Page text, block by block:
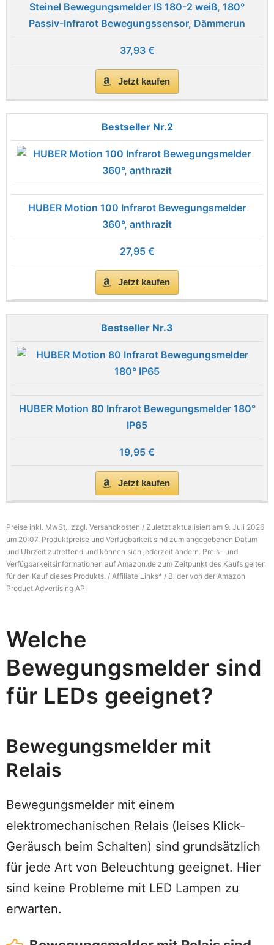
Steinel Bewegungsmelder IS 180-2 weiß, 180°
Passiv-Infrarot Bewegungssensor, Dämmerun
37,93 €
Jetzt kaufen
2
HUBER Motion 100 Infrarot Bewegungsmelder
360°, anthrazit
27,95 €
Jetzt kaufen
3
HUBER Motion 80 Infrarot Bewegungsmelder 180°
IP65
19,95 €
Jetzt kaufen
Preise inkl. MwSt., zzgl. Versandkosten / Zuletzt aktualisiert am 9. Juli 2026
um 20:07. Produktpreise und Verfügbarkeit sind zum angegebenen Datum
und Uhrzeit zutreffend und können sich jederzeit ändern. Preis- und
Verfügbarkeitsinformationen auf Amazon.de zum Zeitpunkt des Kaufs gelten
für den Kauf dieses Produkts. / Affiliate Links* / Bilder von der Amazon
Product Advertising API
Welche
Bewegungsmelder sind
für LEDs geeignet?
Bewegungsmelder mit
Relais
Bewegungsmelder mit einem
elektromechanischen Relais (leises Klick-
Geräusch beim Schalten) sind grundsätzlich
für jede Art von Beleuchtung geeignet. Hier
sind keine Probleme mit LED Lampen zu
erwarten.